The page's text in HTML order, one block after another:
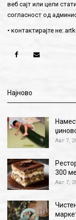
веб сајт или цели
согласност од
• контактирајте не:
Најново
Авг 7,
300
Авг 7,